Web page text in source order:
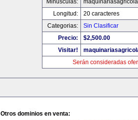
Minusculas:
Longitud:
20 caracteres
Categorias:
Sin Clasificar
Precio:
$2,500.00
Visitar!
Serán consideradas
Otros dominios en venta: